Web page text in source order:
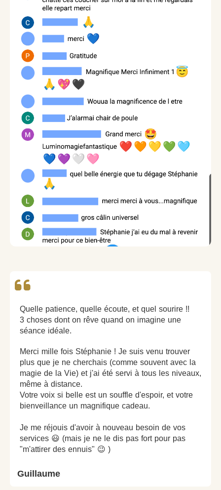
Quelle patience, quelle écoute, et quel sourire !!
3 choses dont on rêve quand on imagine une
séance idéale.
Merci mille fois Stéphanie ! Je suis venu trouver
plus que je ne cherchais (comme souvent avec la
magie de la Vie) et j'ai été servi à tous les niveaux,
même à distance.
Votre voix si belle est un souffle d'espoir, et votre
bienveillance un magnifique cadeau.
Je me réjouis d'avoir à nouveau besoin de vos
services 😃 (mais je ne le dis pas fort pour pas
"m'attirer des ennuis" 😉 )
Guillaume